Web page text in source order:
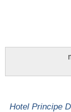
Hotel Principe